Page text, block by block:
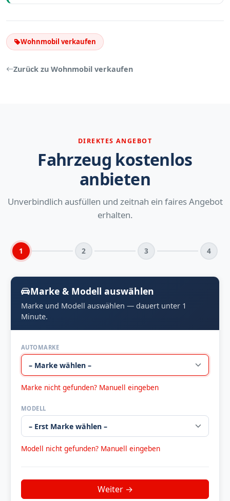
Wohnmobil verkaufen
Zurück zu Wohnmobil verkaufen
DIREKTES ANGEBOT
Fahrzeug kostenlos
anbieten
Unverbindlich ausfüllen und zeitnah ein faires Angebot
erhalten.
1 2 3 4
Marke & Modell auswählen
Marke und Modell auswählen — dauert unter 1
Minute.
AUTOMARKE
Marke nicht gefunden? Manuell eingeben
MODELL
Modell nicht gefunden? Manuell eingeben